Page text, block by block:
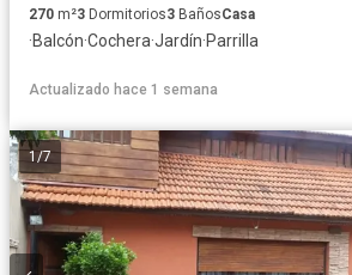
270 m²3 Dormitorios3 BañosCasa
·Balcón·Cochera·Jardín·Parrilla
Actualizado hace 1 semana
1 /7